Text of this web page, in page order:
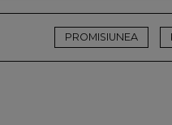
PROMISIUNEA